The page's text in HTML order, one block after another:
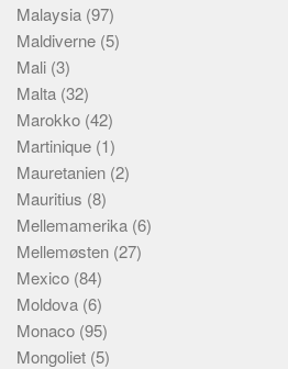
Malaysia (97)
Maldiverne (5)
Mali (3)
Malta (32)
Marokko (42)
Martinique (1)
Mauretanien (2)
Mauritius (8)
Mellemamerika (6)
Mellemøsten (27)
Mexico (84)
Moldova (6)
Monaco (95)
Mongoliet (5)